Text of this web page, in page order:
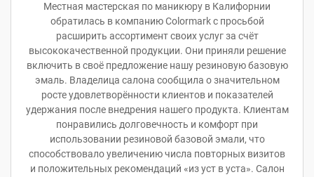
Местная мастерская по маникюру в Калифорнии
обратилась в компанию Colormark с просьбой
расширить ассортимент своих услуг за счёт
высококачественной продукции. Они приняли решение
включить в своё предложение нашу резиновую базовую
эмаль. Владелица салона сообщила о значительном
росте удовлетворённости клиентов и показателей
удержания после внедрения нашего продукта. Клиентам
понравились долговечность и комфорт при
использовании резиновой базовой эмали, что
способствовало увеличению числа повторных визитов
и положительных рекомендаций «из уст в уста». Салон